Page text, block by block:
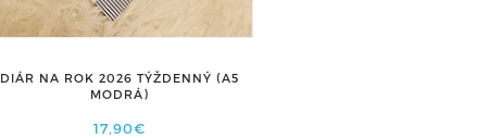
DIÁR NA ROK 2026 TÝŽDENNÝ (A5
MODRÁ)
17,90€